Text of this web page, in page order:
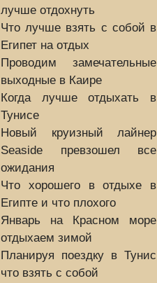
лучше отдохнуть
Что лучше взять с собой в
Египет на отдых
Проводим замечательные
выходные в Каире
Когда лучше отдыхать в
Тунисе
Новый круизный лайнер
Seaside превзошел все
ожидания
Что хорошего в отдыхе в
Египте и что плохого
Январь на Красном море
отдыхаем зимой
Планируя поездку в Тунис
что взять с собой